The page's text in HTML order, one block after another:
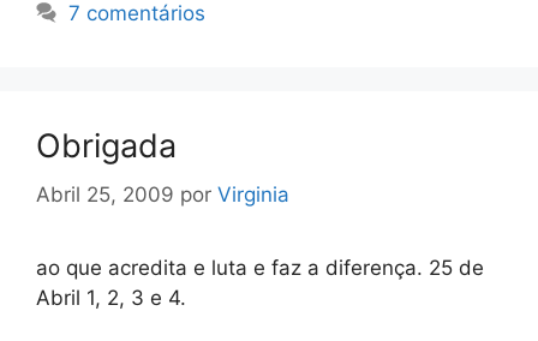
7 comentários
Obrigada
Abril 25, 2009 por Virginia
ao que acredita e luta e faz a diferença. 25 de
Abril 1, 2, 3 e 4.